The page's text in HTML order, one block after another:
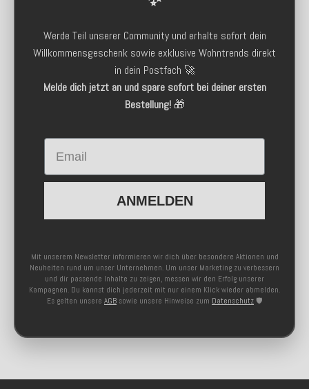
Werde Teil unserer Community und erhalte sofort dein
Willkommensgeschenk sowie exklusive Wohntrends direkt
in dein Postfach 🚀
Melde dich jetzt an und spare sofort bei deiner ersten
Bestellung!🎁
Email
ANMELDEN
Mit unserem Newsletter informieren wir dich über besondere Aktionen und
Neuheiten rund um unser Unternehmen. Um unser Marketing zu verbessern
und dir passende Inhalte zu zeigen, messen wir den Erfolg unserer
Kampagnen. Du kannst dich jederzeit mit nur einem Klick wieder abmelden.
Es gelten unsere AGB sowie unsere Hinweise zum Datenschutz 🛡️